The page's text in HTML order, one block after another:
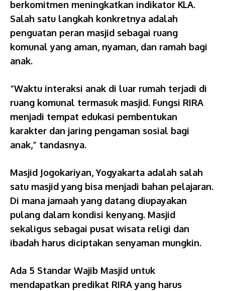
berkomitmen meningkatkan indikator KLA.
Salah satu langkah konkretnya adalah
penguatan peran masjid sebagai ruang
komunal yang aman, nyaman, dan ramah bagi
anak.
“Waktu interaksi anak di luar rumah terjadi di
ruang komunal termasuk masjid. Fungsi RIRA
menjadi tempat edukasi pembentukan
karakter dan jaring pengaman sosial bagi
anak,” tandasnya.
Masjid Jogokariyan, Yogyakarta adalah salah
satu masjid yang bisa menjadi bahan pelajaran.
Di mana jamaah yang datang diupayakan
pulang dalam kondisi kenyang. Masjid
sekaligus sebagai pusat wisata religi dan
ibadah harus diciptakan senyaman mungkin.
Ada 5 Standar Wajib Masjid untuk
mendapatkan predikat RIRA yang harus